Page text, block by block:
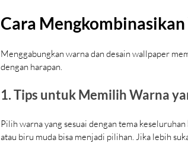
Cara
Menggabungkan warna dan desain wallpaper
dengan harapan.
1. Tips untuk Memilih Warna
Pilih warna yang sesuai dengan tema
atau biru muda bisa menjadi pilihan. Jika lebih